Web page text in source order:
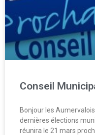
Conseil
Bonjour les
dernières élections
réunira le 21 mars